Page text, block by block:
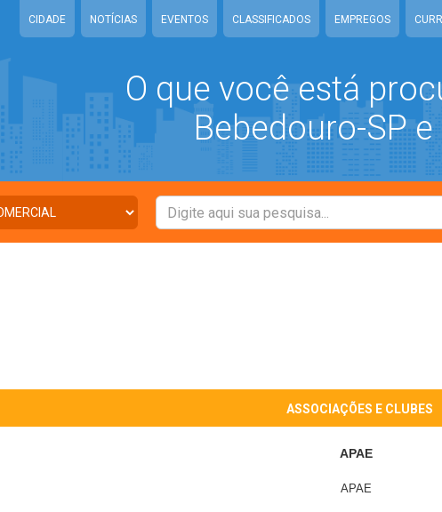
CIDADE NOTÍCIAS EVENTOS CLASSIFICADOS EMPREGOS
O que você está
Bebedouro-SP e
ASSOCIAÇÕES E CLUBES
APAE
APAE